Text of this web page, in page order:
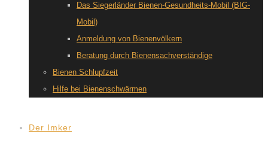
Das Siegerländer Bienen-Gesundheits-Mobil (BIG-
Mobil)
Anmeldung von Bienenvölkern
Beratung durch Bienensachverständige
Bienen Schlupfzeit
Hilfe bei Bienenschwärmen
Der Imker